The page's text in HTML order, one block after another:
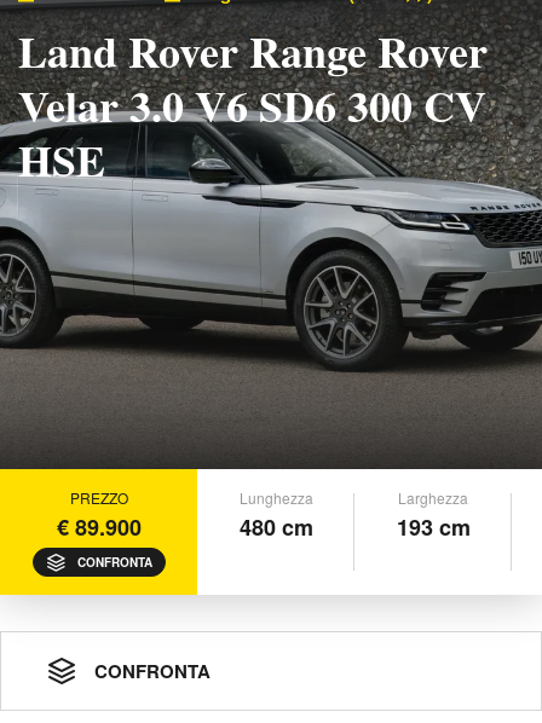
Land Rover Range Rover
Velar 3.0 V6 SD6 300 CV
HSE
PREZZO
€ 89.900
CONFRONTA
Lunghezza
480 cm
Larghezza
193 cm
CONFRONTA